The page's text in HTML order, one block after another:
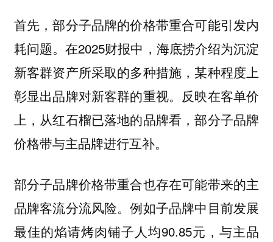
首先，部分子品牌的价格带重合可能引发内
耗问题。在2025财报中，海底捞介绍为沉淀
新客群资产所采取的多种措施，某种程度上
彰显出品牌对新客群的重视。反映在客单价
上，从红石榴已落地的品牌看，部分子品牌
价格带与主品牌进行互补。
部分子品牌价格带重合也存在可能带来的主
品牌客流分流风险。例如子品牌中目前发展
最佳的焰请烤肉铺子人均90.85元，与主品